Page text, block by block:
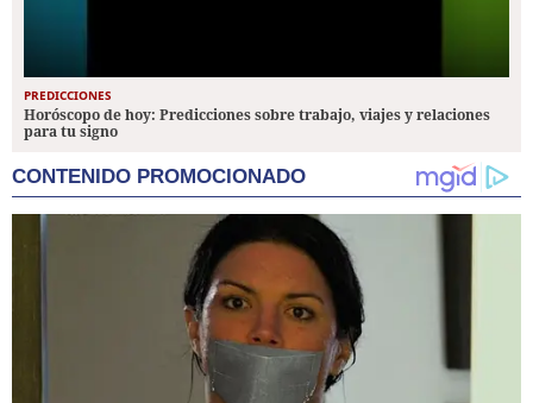
PREDICCIONES
Horóscopo de hoy: Predicciones sobre trabajo, viajes y relaciones
para tu signo
CONTENIDO PROMOCIONADO